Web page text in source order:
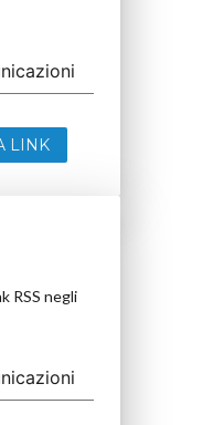
LINK
RSS negli